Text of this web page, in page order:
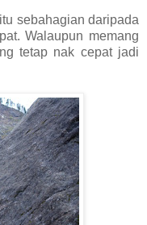
sebahagian daripada
Walaupun memang
tetap nak cepat jadi